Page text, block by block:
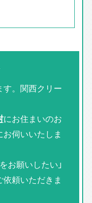
。関西クリー
にお住まいのお
お伺いいたしま
お願いしたい」
頼いただきま